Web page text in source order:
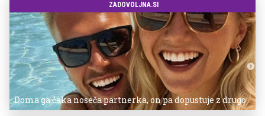
ZADOVOLJNA.SI
Doma ga čaka noseča partnerka, on pa dopustuje z drugo